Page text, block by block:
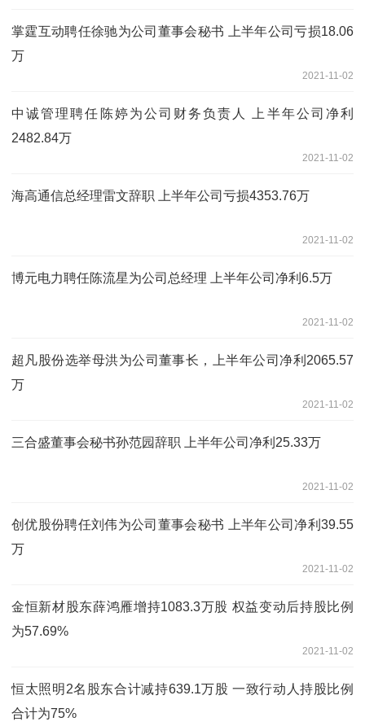
掌霆互动聘任徐驰为公司董事会秘书 上半年公司亏损18.06
万
2021-11-02
中诚管理聘任陈婷为公司财务负责人 上半年公司净利
2482.84万
2021-11-02
海高通信总经理雷文辞职 上半年公司亏损4353.76万
2021-11-02
博元电力聘任陈流星为公司总经理 上半年公司净利6.5万
2021-11-02
超凡股份选举母洪为公司董事长，上半年公司净利2065.57
万
2021-11-02
三合盛董事会秘书孙范园辞职 上半年公司净利25.33万
2021-11-02
创优股份聘任刘伟为公司董事会秘书 上半年公司净利39.55
万
2021-11-02
金恒新材股东薛鸿雁增持1083.3万股 权益变动后持股比例
为57.69%
2021-11-02
恒太照明2名股东合计减持639.1万股 一致行动人持股比例
合计为75%